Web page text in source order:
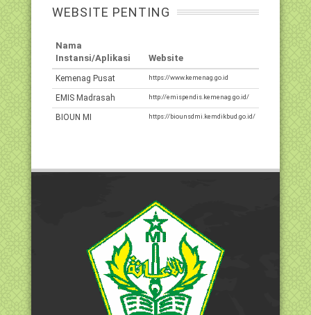
WEBSITE PENTING
Nama
Instansi/Aplikasi
Website
Kemenag Pusat https://www.kemenag.go.id
EMIS Madrasah http://emispendis.kemenag.go.id/
BIOUN MI https://biounsdmi.kemdikbud.go.id/